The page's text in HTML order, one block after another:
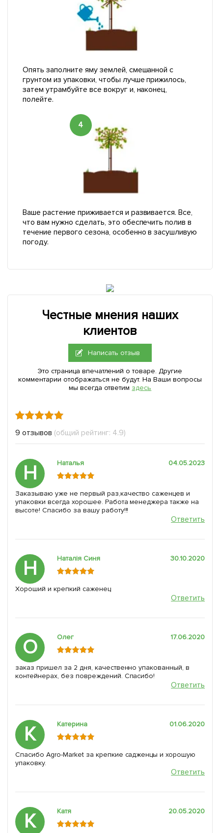
Опять заполните яму землей, смешанной с
грунтом из упаковки, чтобы лучше прижилось,
затем утрамбуйте все вокруг и, наконец,
полейте.
4
Ваше растение приживается и развивается. Все,
что вам нужно сделать, это обеспечить полив в
течение первого сезона, особенно в засушливую
погоду.
Честные мнения наших
клиентов
Написать отзыв
Это страница впечатлений о товаре. Другие
комментарии отображаться не будут. На Ваши вопросы
мы всегда ответим здесь
9 отзывов (общий рейтинг: 4.9)
Н Наталья 04.05.2023
Заказываю уже не первый раз,качество саженцев и
упаковки всегда хорошее. Работа менеджера также на
высоте! Спасибо за вашу работу!!!
Ответить
Н Наталія Cиня 30.10.2020
Хороший и крепкий саженец
Ответить
О Олег 17.06.2020
заказ пришел за 2 дня, качественно упакованный, в
контейнерах, без повреждений. Спасибо!
Ответить
К Катерина 01.06.2020
Спасибо Agro-Market за крепкие садженцы и хорошую
упаковку.
Ответить
К Катя 20.05.2020